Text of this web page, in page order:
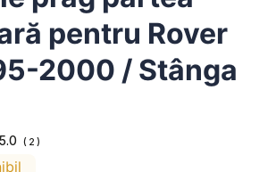
pentru Rover
2000 / Stânga
5.0 ( 2 )